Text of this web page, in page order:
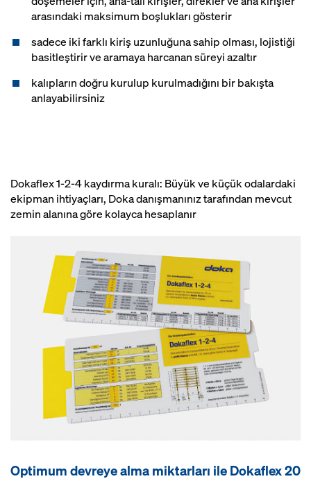
arasındaki maksimum boşlukları gösterir
sadece iki farklı kiriş uzunluğuna sahip olması, lojistiği
basitleştirir ve aramaya harcanan süreyi azaltır
kalıpların doğru kurulup kurulmadığını bir bakışta
anlayabilirsiniz
Dokaflex 1-2-4 kaydırma kuralı: Büyük ve küçük odalardaki
ekipman ihtiyaçları, Doka danışmanınız tarafından mevcut
zemin alanına göre kolayca hesaplanır
Optimum devreye alma miktarları ile Dokaflex 20